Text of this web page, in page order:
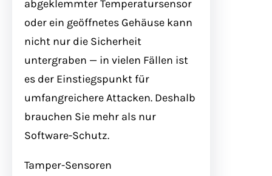
abgeklemmter Temperatursensor
oder ein geöffnetes Gehäuse kann
nicht nur die Sicherheit
untergraben — in vielen Fällen ist
es der Einstiegspunkt für
umfangreichere Attacken. Deshalb
brauchen Sie mehr als nur
Software-Schutz.
Tamper-Sensoren